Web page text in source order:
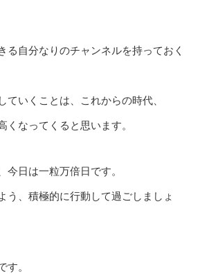
る自分なりのチャンネルを持っておく
ていくことは、これからの時代、
くなってくると思います。
今日は一粒万倍日です。
う、積極的に行動して過ごしましょ
す。